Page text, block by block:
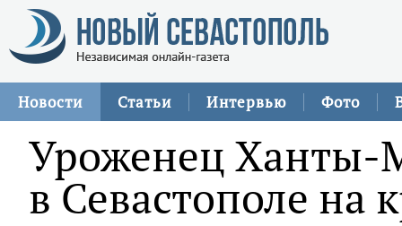
Новости Статьи Интервью Фото
Уроженец Ханты-
в Севастополе на